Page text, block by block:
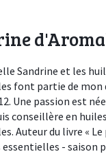
Sandrine et les
font partie de mon
Une passion est
conseillère en huiles
Auteur du livre «
essentielles - saison